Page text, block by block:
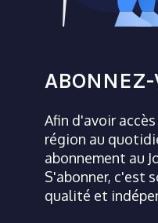
ABONNEZ-
Afin d'avoir
région au
abonnement au
S'abonner, c'est
qualité et